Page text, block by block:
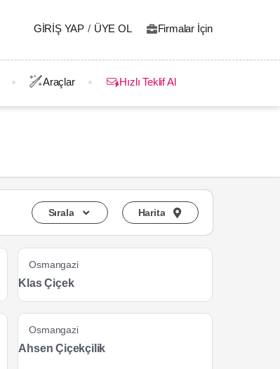
GIRIŞ YAP / ÜYE OL Firmalar İçin
Araçlar Hızlı Teklif Al
Sırala Harita
Osmangazi
Klas Çiçek
Osmangazi
Ahsen Çiçekçilik